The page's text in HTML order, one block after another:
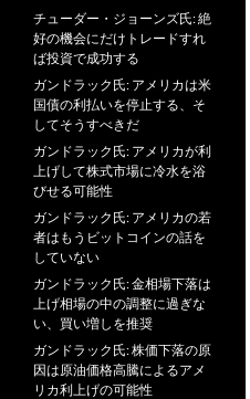
チューダー・ジョーンズ氏: 絶
好の機会にだけトレードすれ
ば投資で成功する
ガンドラック氏: アメリカは米
国債の利払いを停止する、そ
してそうすべきだ
ガンドラック氏: アメリカが利
上げして株式市場に冷水を浴
びせる可能性
ガンドラック氏: アメリカの若
者はもうビットコインの話を
していない
ガンドラック氏: 金相場下落は
上げ相場の中の調整に過ぎな
い、買い増しを推奨
ガンドラック氏: 株価下落の原
因は原油価格高騰によるアメ
リカ利上げの可能性